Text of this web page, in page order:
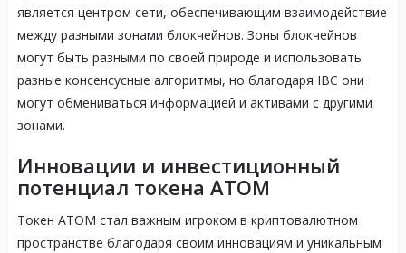
является центром сети, обеспечивающим взаимодействие
между разными зонами блокчейнов. Зоны блокчейнов
могут быть разными по своей природе и использовать
разные консенсусные алгоритмы, но благодаря IBC они
могут обмениваться информацией и активами с другими
зонами.
Инновации и инвестиционный
потенциал токена ATOM
Токен ATOM стал важным игроком в криптовалютном
пространстве благодаря своим инновациям и уникальным